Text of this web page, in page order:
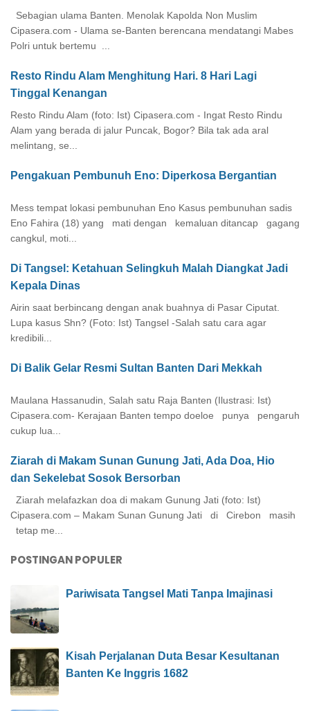
Sebagian ulama Banten. Menolak Kapolda Non Muslim
Cipasera.com - Ulama se-Banten berencana mendatangi Mabes
Polri untuk bertemu ...
Resto Rindu Alam Menghitung Hari. 8 Hari Lagi
Tinggal Kenangan
Resto Rindu Alam (foto: Ist) Cipasera.com - Ingat Resto Rindu
Alam yang berada di jalur Puncak, Bogor? Bila tak ada aral
melintang, se...
Pengakuan Pembunuh Eno: Diperkosa Bergantian
Mess tempat lokasi pembunuhan Eno Kasus pembunuhan sadis
Eno Fahira (18) yang mati dengan kemaluan ditancap gagang
cangkul, moti...
Di Tangsel: Ketahuan Selingkuh Malah Diangkat Jadi
Kepala Dinas
Airin saat berbincang dengan anak buahnya di Pasar Ciputat.
Lupa kasus Shn? (Foto: Ist) Tangsel -Salah satu cara agar
kredibili...
Di Balik Gelar Resmi Sultan Banten Dari Mekkah
Maulana Hassanudin, Salah satu Raja Banten (Ilustrasi: Ist)
Cipasera.com- Kerajaan Banten tempo doeloe punya pengaruh
cukup lua...
Ziarah di Makam Sunan Gunung Jati, Ada Doa, Hio
dan Sekelebat Sosok Bersorban
Ziarah melafazkan doa di makam Gunung Jati (foto: Ist)
Cipasera.com – Makam Sunan Gunung Jati di Cirebon masih
tetap me...
POSTINGAN POPULER
Pariwisata Tangsel Mati Tanpa Imajinasi
Kisah Perjalanan Duta Besar Kesultanan
Banten Ke Inggris 1682